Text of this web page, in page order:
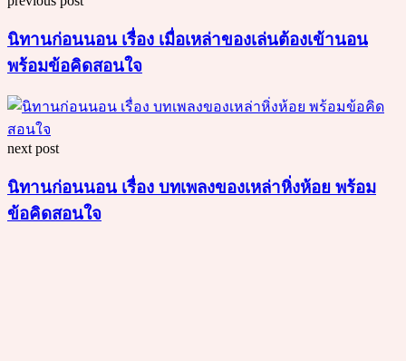
นิทานก่อนนอน เรื่อง เมื่อเหล่าของเล่นต้องเข้านอน
พร้อมข้อคิดสอนใจ
next post
นิทานก่อนนอน เรื่อง บทเพลงของเหล่าหิ่งห้อย พร้อม
ข้อคิดสอนใจ